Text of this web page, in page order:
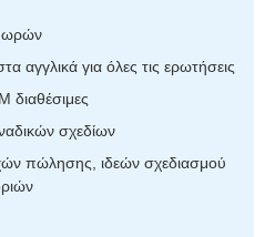
ωρών
αγγλικά για όλες τις ερωτήσεις
διαθέσιμες
σχεδίων
πώλησης, ιδεών σχεδιασμού